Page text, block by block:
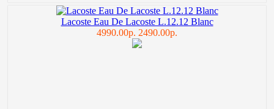
Lacoste Eau De Lacoste L.12.12 Blanc
4990.00р. 2490.00р.